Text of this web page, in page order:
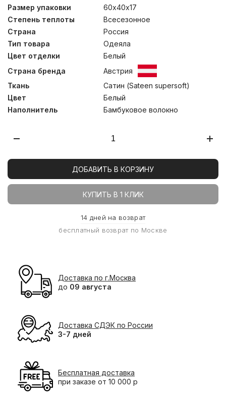
Размер упаковки
60х40х17
Степень теплоты
Всесезонное
Страна
Россия
Тип товара
Одеяла
Цвет отделки
Белый
Страна бренда
Австрия
Ткань
Сатин (Sateen supersoft)
Цвет
Белый
Наполнитель
Бамбуковое волокно
ДОБАВИТЬ В КОРЗИНУ
КУПИТЬ В 1 КЛИК
14 дней на возврат
бесплатный возврат по Москве
Доставка по г.Москва
до 09 августа
Доставка СДЭК по России
3-7 дней
Бесплатная доставка
при заказе от 10 000 р